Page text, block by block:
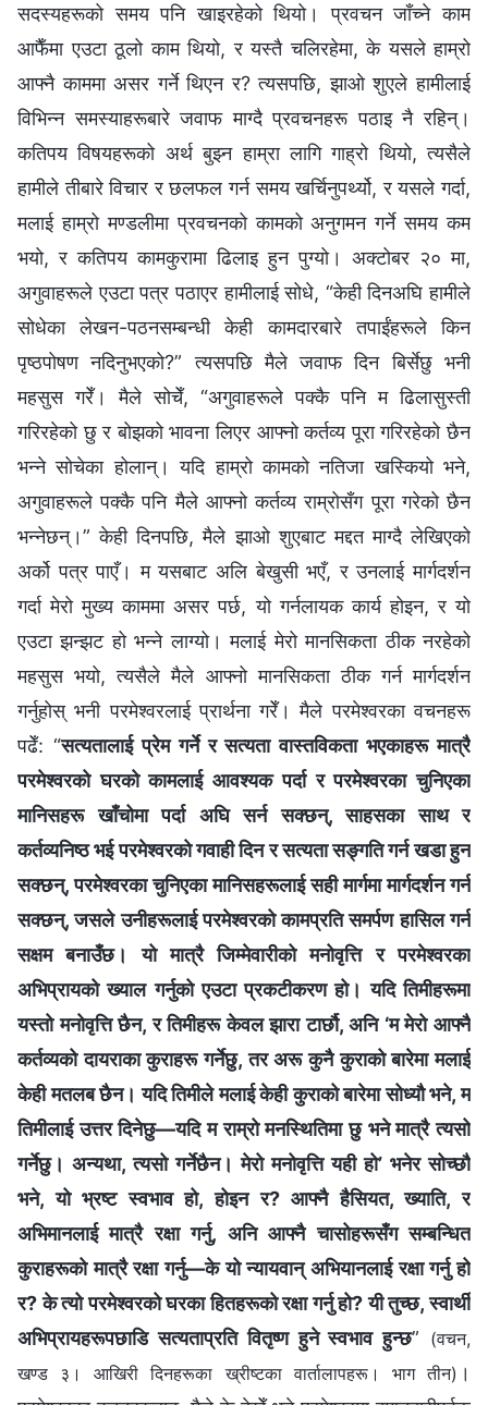
सदस्यहरूको समय पनि खाइरहेको थियो। प्रवचन जाँच्ने काम
आफैँमा एउटा ठूलो काम थियो, र यस्तै चलिरहेमा, के यसले हाम्रो
आफ्नै काममा असर गर्ने थिएन र? त्यसपछि, झाओ शुएले हामीलाई
विभिन्न समस्याहरूबारे जवाफ माग्दै प्रवचनहरू पठाइ नै रहिन्।
कतिपय विषयहरूको अर्थ बुझ्न हाम्रा लागि गाह्रो थियो, त्यसैले
हामीले तीबारे विचार र छलफल गर्न समय खर्चिनुपर्थ्यो, र यसले गर्दा,
मलाई हाम्रो मण्डलीमा प्रवचनको कामको अनुगमन गर्ने समय कम
भयो, र कतिपय कामकुरामा ढिलाइ हुन पुग्यो। अक्टोबर २० मा,
अगुवाहरूले एउटा पत्र पठाएर हामीलाई सोधे, “केही दिनअघि हामीले
सोधेका लेखन-पठनसम्बन्धी केही कामदारबारे तपाईंहरूले किन
पृष्ठपोषण नदिनुभएको?” त्यसपछि मैले जवाफ दिन बिर्सेछु भनी
महसुस गरेँ। मैले सोचेँ, “अगुवाहरूले पक्कै पनि म ढिलासुस्ती
गरिरहेको छु र बोझको भावना लिएर आफ्नो कर्तव्य पूरा गरिरहेको छैन
भन्ने सोचेका होलान्। यदि हाम्रो कामको नतिजा खस्कियो भने,
अगुवाहरूले पक्कै पनि मैले आफ्नो कर्तव्य राम्रोसँग पूरा गरेको छैन
भन्नेछन्।” केही दिनपछि, मैले झाओ शुएबाट मद्दत माग्दै लेखिएको
अर्को पत्र पाएँ। म यसबाट अलि बेखुसी भएँ, र उनलाई मार्गदर्शन
गर्दा मेरो मुख्य काममा असर पर्छ, यो गर्नलायक कार्य होइन, र यो
एउटा झन्झट हो भन्‍ने लाग्यो। मलाई मेरो मानसिकता ठीक नरहेको
महसुस भयो, त्यसैले मैले आफ्नो मानसिकता ठीक गर्न मार्गदर्शन
गर्नुहोस् भनी परमेश्‍वरलाई प्रार्थना गरेँ। मैले परमेश्‍वरका वचनहरू
पढेँ: “सत्यतालाई प्रेम गर्ने र सत्यता वास्तविकता भएकाहरू मात्रै
परमेश्‍वरको घरको कामलाई आवश्यक पर्दा र परमेश्‍वरका चुनिएका
मानिसहरू खाँचोमा पर्दा अघि सर्न सक्छन्, साहसका साथ र
कर्तव्यनिष्ठ भई परमेश्‍वरको गवाही दिन र सत्यता सङ्गति गर्न खडा हुन
सक्छन्, परमेश्‍वरका चुनिएका मानिसहरूलाई सही मार्गमा मार्गदर्शन गर्न
सक्छन्, जसले उनीहरूलाई परमेश्‍वरको कामप्रति समर्पण हासिल गर्न
सक्षम बनाउँछ। यो मात्रै जिम्‍मेवारीको मनोवृत्ति र परमेश्‍वरका
अभिप्रायको ख्याल गर्नुको एउटा प्रकटीकरण हो। यदि तिमीहरूमा
यस्तो मनोवृत्ति छैन, र तिमीहरू केवल झारा टार्छौ, अनि ‘म मेरो आफ्‍नै
कर्तव्यको दायराका कुराहरू गर्नेछु, तर अरू कुनै कुराको बारेमा मलाई
केही मतलब छैन। यदि तिमीले मलाई केही कुराको बारेमा सोध्यौ भने, म
तिमीलाई उत्तर दिनेछु—यदि म राम्रो मनस्थितिमा छु भने मात्रै त्यसो
गर्नेछु। अन्यथा, त्यसो गर्नेछैन। मेरो मनोवृत्ति यही हो’ भनेर सोच्छौ
भने, यो भ्रष्ट स्वभाव हो, होइन र? आफ्‍नै हैसियत, ख्याति, र
अभिमानलाई मात्रै रक्षा गर्नु, अनि आफ्‍नै चासोहरूसँग सम्‍बन्धित
कुराहरूको मात्रै रक्षा गर्नु—के यो न्यायवान् अभियानलाई रक्षा गर्नु हो
र? के त्यो परमेश्‍वरको घरका हितहरूको रक्षा गर्नु हो? यी तुच्छ, स्वार्थी
अभिप्रायहरूपछाडि सत्यताप्रति वितृष्ण हुने स्वभाव हुन्छ” (वचन,
खण्ड ३। आखिरी दिनहरूका ख्रीष्टका वार्तालापहरू। भाग तीन) ।